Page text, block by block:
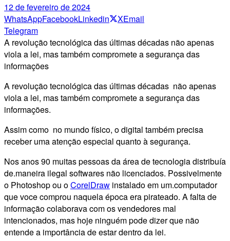
12 de fevereiro de 2024
WhatsAppFacebookLinkedin XEmail
Telegram
A revolução tecnológica das últimas décadas não apenas
viola a lei, mas também compromete a segurança das
informações
A revolução tecnológica das últimas décadas não apenas
viola a lei, mas também compromete a segurança das
informações.
Assim como no mundo físico, o digital também precisa
receber uma atenção especial quanto à segurança.
Nos anos 90 muitas pessoas da área de tecnologia distribuía
de.maneira ilegal softwares não licenciados. Possivelmente
o Photoshop ou oCorelDraw instalado em um.computador
que voce comprou naquela época era pirateado. A falta de
informação colaborava com os vendedores mal
intencionados, mas hoje ninguém pode dizer que não
entende a importância de estar dentro da lei.